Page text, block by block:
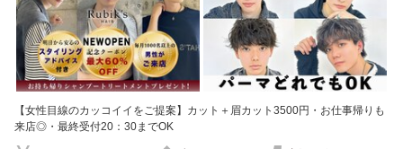
【女性目線のカッコイイをご提案】カット＋眉カット3500円・お仕事帰りも
来店◎・最終受付20：30までOK